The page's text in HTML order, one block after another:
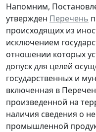
Напомним,
утвержден Перечень
происходящих из
исключением
отношении которых
допуск для целей
государственных и
включенная в
произведенной на
наличия сведения о
промышленной